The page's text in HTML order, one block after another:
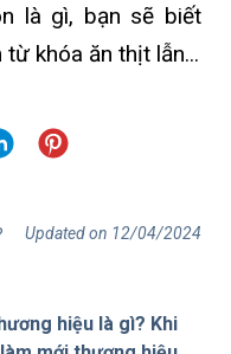
là gì, bạn sẽ biết
khóa ăn thịt lẫn...
Updated on 12/04/2024
hiệu là gì? Khi